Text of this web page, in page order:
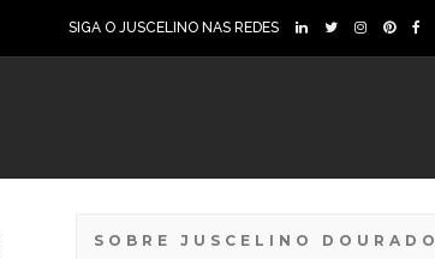
SIGA O JUSCELINO NAS REDES
SOBRE JUSCELINO DOURADO